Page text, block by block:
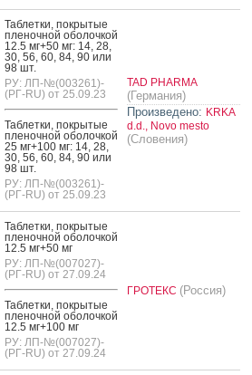
Таб­летки, пок­ры­тые
пле­ноч­ной обо­лоч­кой
12.5 мг+50 мг: 14, 28,
30, 56, 60, 84, 90 или
98 шт.
РУ: ЛП-№(003261)-
(РГ-RU) от 25.09.23
Таб­летки, пок­ры­тые
пле­ноч­ной обо­лоч­кой
25 мг+100 мг: 14, 28,
30, 56, 60, 84, 90 или
98 шт.
РУ: ЛП-№(003261)-
(РГ-RU) от 25.09.23
TAD PHARMA
(Германия)
Произведено: KRKA
d.d., Novo mesto
(Словения)
Таб­летки, пок­ры­тые
пле­ноч­ной обо­лоч­кой
12.5 мг+50 мг
РУ: ЛП-№(007027)-
(РГ-RU) от 27.09.24
Таб­летки, пок­ры­тые
пле­ноч­ной обо­лоч­кой
12.5 мг+100 мг
РУ: ЛП-№(007027)-
(РГ-RU) от 27.09.24
ГРОТЕКС (Россия)